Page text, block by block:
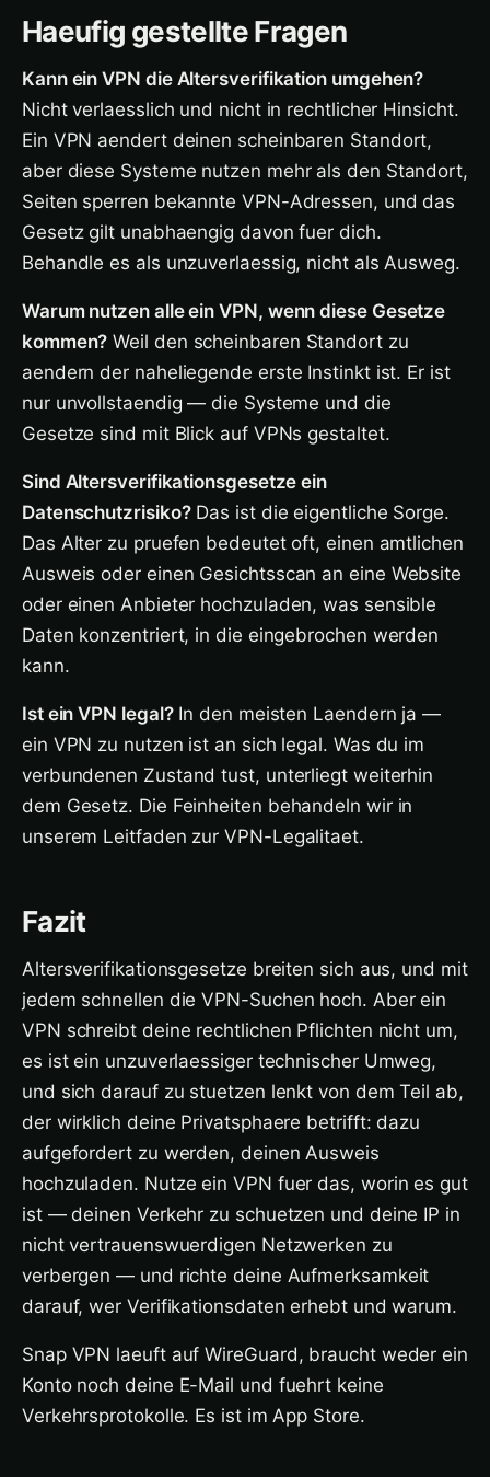
Haeufig gestellte Fragen
Kann ein VPN die Altersverifikation umgehen?
Nicht verlaesslich und nicht in rechtlicher Hinsicht.
Ein VPN aendert deinen scheinbaren Standort,
aber diese Systeme nutzen mehr als den Standort,
Seiten sperren bekannte VPN-Adressen, und das
Gesetz gilt unabhaengig davon fuer dich.
Behandle es als unzuverlaessig, nicht als Ausweg.
Warum nutzen alle ein VPN, wenn diese Gesetze
kommen? Weil den scheinbaren Standort zu
aendern der naheliegende erste Instinkt ist. Er ist
nur unvollstaendig — die Systeme und die
Gesetze sind mit Blick auf VPNs gestaltet.
Sind Altersverifikationsgesetze ein
Datenschutzrisiko?Das ist die eigentliche Sorge.
Das Alter zu pruefen bedeutet oft, einen amtlichen
Ausweis oder einen Gesichtsscan an eine Website
oder einen Anbieter hochzuladen, was sensible
Daten konzentriert, in die eingebrochen werden
kann.
Ist ein VPN legal?In den meisten Laendern ja —
ein VPN zu nutzen ist an sich legal. Was du im
verbundenen Zustand tust, unterliegt weiterhin
dem Gesetz. Die Feinheiten behandeln wir in
unserem Leitfaden zur VPN-Legalitaet.
Fazit
Altersverifikationsgesetze breiten sich aus, und mit
jedem schnellen die VPN-Suchen hoch. Aber ein
VPN schreibt deine rechtlichen Pflichten nicht um,
es ist ein unzuverlaessiger technischer Umweg,
und sich darauf zu stuetzen lenkt von dem Teil ab,
der wirklich deine Privatsphaere betrifft: dazu
aufgefordert zu werden, deinen Ausweis
hochzuladen. Nutze ein VPN fuer das, worin es gut
ist — deinen Verkehr zu schuetzen und deine IP in
nicht vertrauenswuerdigen Netzwerken zu
verbergen — und richte deine Aufmerksamkeit
darauf, wer Verifikationsdaten erhebt und warum.
Snap VPN laeuft auf WireGuard, braucht weder ein
Konto noch deine E-Mail und fuehrt keine
Verkehrsprotokolle. Es ist im App Store.